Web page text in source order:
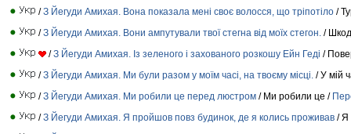
/З Йегуди Амихая. Вона показала мені своє волосся, що тріпотіло /
/З Йегуди Амихая. Вони ампутували твої стегна від моїх стегон. /
/З Йегуди Амихая. Із зеленого і захованого розкошу Ейн Гедi /
/З Йегуди Амихая. Ми були разом у моїм часі, на твоєму місці. / У мій
/З Йегуди Амихая. Ми робили це перед люстром / Ми робили це /
/З Йегуди Амихая. Я пройшов повз будинок, де я колись проживав / Я